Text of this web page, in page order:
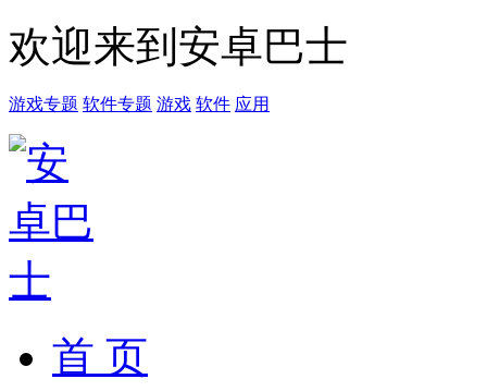
欢迎来到安卓巴士
游戏专题 软件专题 游戏 软件 应用
首 页